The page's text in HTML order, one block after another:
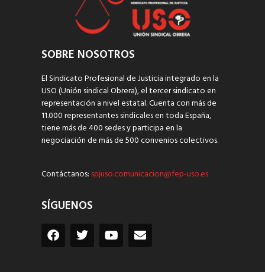
SOBRE NOSOTROS
El Sindicato Profesional de Justicia integrado en la
USO (Unión sindical Obrera), el tercer sindicato en
representación a nivel estatal. Cuenta con más de
11.000 representantes sindicales en toda España,
tiene más de 400 sedes y participa en la
negociación de más de 500 convenios colectivos.
Contáctanos: spjuso.comunicacion@fep-uso.es
SÍGUENOS